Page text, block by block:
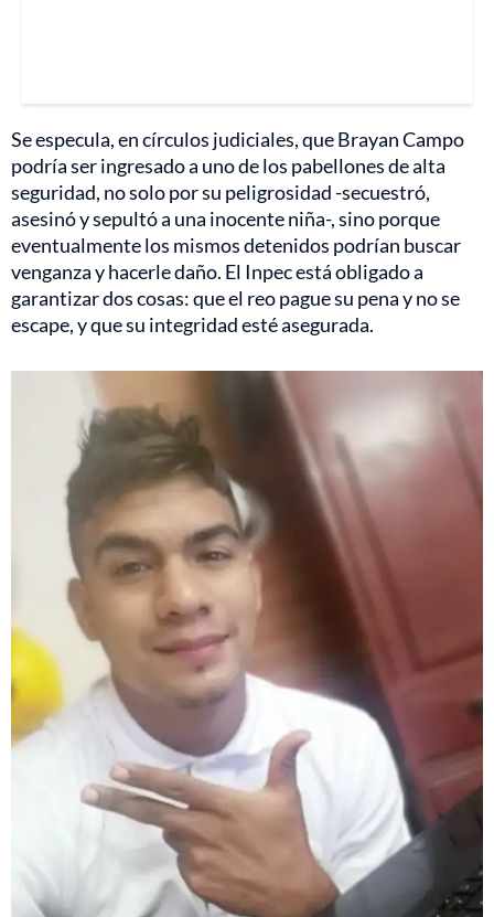
Se especula, en círculos judiciales, que Brayan Campo
podría ser ingresado a uno de los pabellones de alta
seguridad, no solo por su peligrosidad -secuestró,
asesinó y sepultó a una inocente niña-, sino porque
eventualmente los mismos detenidos podrían buscar
venganza y hacerle daño. El Inpec está obligado a
garantizar dos cosas: que el reo pague su pena y no se
escape, y que su integridad esté asegurada.